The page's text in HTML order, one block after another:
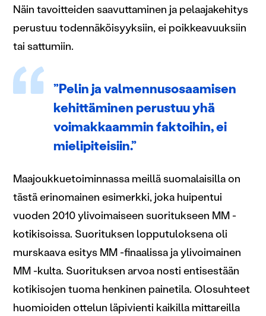
Näin tavoitteiden saavuttaminen ja pelaajakehitys
perustuu todennäköisyyksiin, ei poikkeavuuksiin
tai sattumiin.
”Pelin ja valmennusosaamisen
kehittäminen perustuu yhä
voimakkaammin faktoihin, ei
mielipiteisiin.”
Maajoukkuetoiminnassa meillä suomalaisilla on
tästä erinomainen esimerkki, joka huipentui
vuoden 2010 ylivoimaiseen suoritukseen MM -
kotikisoissa. Suorituksen lopputuloksena oli
murskaava esitys MM -finaalissa ja ylivoimainen
MM -kulta. Suorituksen arvoa nosti entisestään
kotikisojen tuoma henkinen painetila. Olosuhteet
huomioiden ottelun läpivienti kaikilla mittareilla